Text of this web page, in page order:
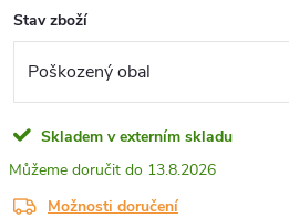
Stav zboží
Skladem v externím skladu
13.8.2026
Možnosti doručení